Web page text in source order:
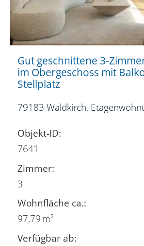
Gut geschnittene 3-
im Obergeschoss mit
Stellplatz
79183 Waldkirch,
Objekt-ID:
7641
Zimmer:
3
Wohnfläche ca.:
97,79 m²
Verfügbar ab: